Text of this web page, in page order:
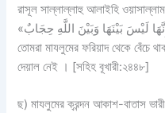
রাসূল সাল্লাল্লাহু আলাইহি
তোমরা মাযলুমের ফরিয়াদ থেকে
দেয়াল নেই । [সহিহ বূখারী:২৪৪৮]
ছ) মাযলুমের ক্রন্দন আকাশ-বাতাস